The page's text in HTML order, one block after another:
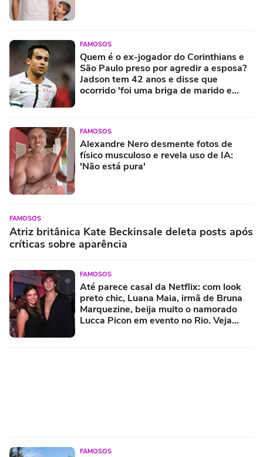
FAMOSOS
Quem é o ex-jogador do Corinthians e
São Paulo preso por agredir a esposa?
Jadson tem 42 anos e disse que
ocorrido 'foi uma briga de marido e
FAMOSOS
Alexandre Nero desmente fotos de
físico musculoso e revela uso de IA:
'Não está pura'
FAMOSOS
Atriz britânica Kate Beckinsale deleta posts após
críticas sobre aparência
FAMOSOS
Até parece casal da Netflix: com look
preto chic, Luana Maia, irmã de Bruna
Marquezine, beija muito o namorado
Lucca Picon em evento no Rio. Veja
FAMOSOS